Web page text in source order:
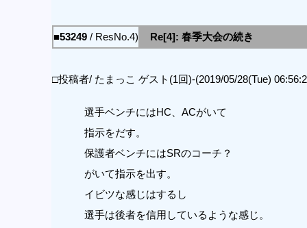
■53249/ ResNo.4)
Re[4]: 春季大会の続き
□投稿者/ たまっこ ゲスト(1回)-(2019/05/28(Tue)
選手ベンチにはHC、ACがいて
指示をだす。
保護者ベンチにはSRのコーチ？
がいて指示を出す。
イビツな感じはするし
選手は後者を信用しているような感じ。